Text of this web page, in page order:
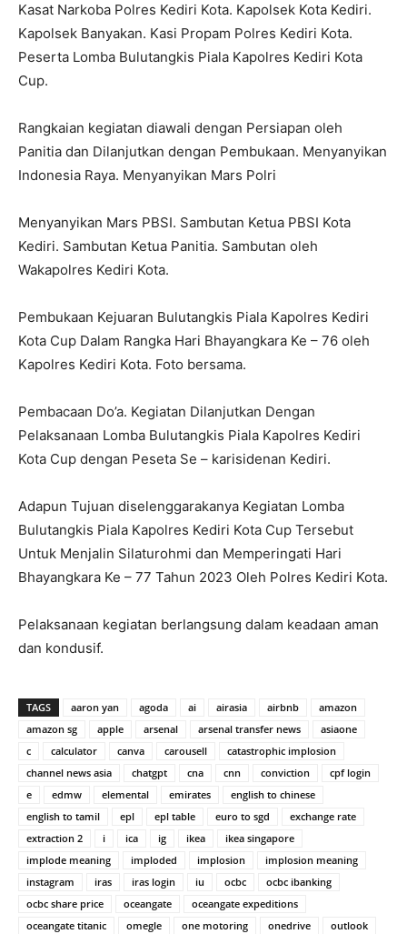
Kasat Narkoba Polres Kediri Kota. Kapolsek Kota Kediri.
Kapolsek Banyakan. Kasi Propam Polres Kediri Kota.
Peserta Lomba Bulutangkis Piala Kapolres Kediri Kota
Cup.
Rangkaian kegiatan diawali dengan Persiapan oleh
Panitia dan Dilanjutkan dengan Pembukaan. Menyanyikan
Indonesia Raya. Menyanyikan Mars Polri
Menyanyikan Mars PBSI. Sambutan Ketua PBSI Kota
Kediri. Sambutan Ketua Panitia. Sambutan oleh
Wakapolres Kediri Kota.
Pembukaan Kejuaran Bulutangkis Piala Kapolres Kediri
Kota Cup Dalam Rangka Hari Bhayangkara Ke – 76 oleh
Kapolres Kediri Kota. Foto bersama.
Pembacaan Do’a. Kegiatan Dilanjutkan Dengan
Pelaksanaan Lomba Bulutangkis Piala Kapolres Kediri
Kota Cup dengan Peseta Se – karisidenan Kediri.
Adapun Tujuan diselenggarakanya Kegiatan Lomba
Bulutangkis Piala Kapolres Kediri Kota Cup Tersebut
Untuk Menjalin Silaturohmi dan Memperingati Hari
Bhayangkara Ke – 77 Tahun 2023 Oleh Polres Kediri Kota.
Pelaksanaan kegiatan berlangsung dalam keadaan aman
dan kondusif.
TAGS aaron yan agoda ai airasia airbnb
amazon
amazon sg
apple arsenal arsenal transfer news
asiaone
c
calculator canva carousell
catastrophic implosion
channel news asia
chatgpt cna cnn conviction
cpf login
e
edmw elemental emirates
english to chinese
english to tamil
epl epl table euro to sgd
exchange rate
extraction 2
i ica ig ikea
ikea singapore
implode meaning
imploded implosion
implosion meaning
instagram
iras iras login iu ocbc
ocbc ibanking
ocbc share price
oceangate
oceangate expeditions
oceangate titanic
omegle one motoring onedrive outlook